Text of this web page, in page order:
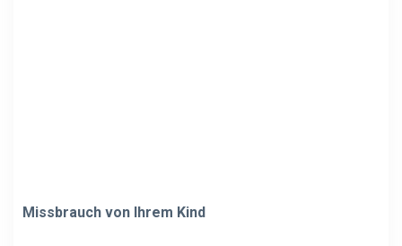
Missbrauch von Ihrem Kind